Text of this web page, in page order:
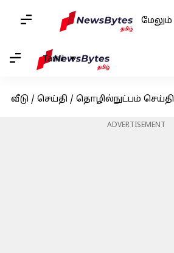
மேலும்
Tamil
வீடு / செய்தி / தொழில்நுட்பம் செய்தி
ADVERTISEMENT